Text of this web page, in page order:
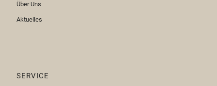
Über Uns
Aktuelles
SERVICE